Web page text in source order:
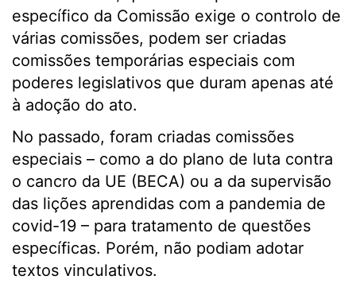
específico da Comissão exige o controlo de
várias comissões, podem ser criadas
comissões temporárias especiais com
poderes legislativos que duram apenas até
à adoção do ato.
No passado, foram criadas comissões
especiais – como a do plano de luta contra
o cancro da UE (BECA) ou a da supervisão
das lições aprendidas com a pandemia de
covid-19 – para tratamento de questões
específicas. Porém, não podiam adotar
textos vinculativos.